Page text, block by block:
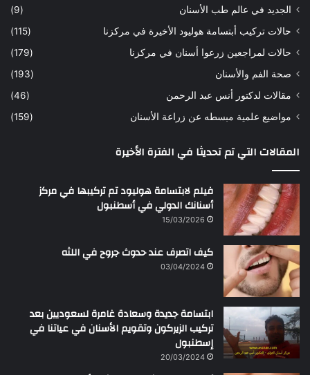
الجديد في عالم طب الأسنان
(9)
حالات تركيب أبتسامة هوليود الأخيرة في مركزنا
(115)
حالات لمراجعين زرعوا أسنان في مركزنا
(179)
صحة الفم والأسنان
(193)
مقالات لدكتور أنس عبد الرحمن
(46)
مواضيع علمية مبسطه عن زراعة الأسنان
(159)
المقالات التي تم تحديثا في الفترة الأخيرة
فيلم لابتسامة هوليود تم تركيبها في مركز
أسنانك الدولي في أسطنبول
15/03/2026
كيف اتصرف عند حدوث جروح في اللثه
03/04/2024
ابتسامة جديدة وسعادة غامرة لسعوديين بعد
تركيب الزيركون وتقويم الأسنان في عياتنا في
إسطنبول
20/03/2024